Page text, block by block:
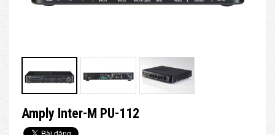
Amply Inter-M PU-112